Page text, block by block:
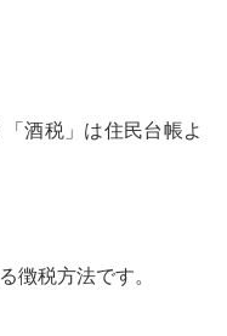
酒税」は住民台帳よ
徴税方法です。